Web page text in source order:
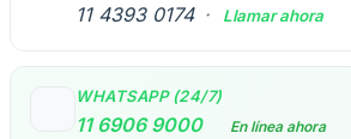
11 4393 0174 · Llamar ahora
WHATSAPP (24/7)
11 6906 9000
En línea ahora